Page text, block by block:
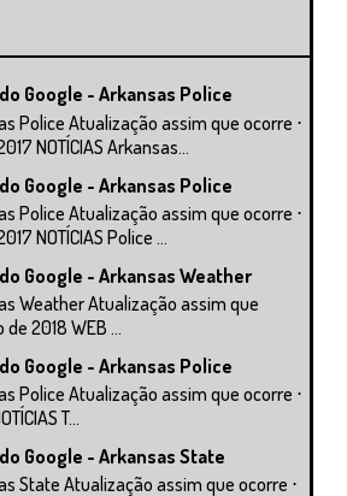
Google - Arkansas Police
Police Atualização assim que ocorre ⋅
NOTÍCIAS Arkansas...
Google - Arkansas Police
Police Atualização assim que ocorre ⋅
NOTÍCIAS Police ...
Google - Arkansas Weather
Weather Atualização assim que
2018 WEB ...
Google - Arkansas Police
Police Atualização assim que ocorre ⋅
T...
Google - Arkansas State
State Atualização assim que ocorre ⋅